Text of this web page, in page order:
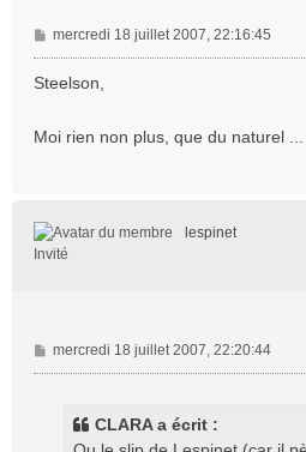
M
e
s
g
mercredi 18 juillet 2007, 22:16:45
Steelson,
Moi rien non plus, que du naturel ...
lespinet
Invité
M
e
mercredi 18 juillet 2007, 22:20:44
CLARA a écrit :